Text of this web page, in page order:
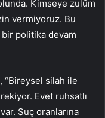
Kimseye zulüm
vermiyoruz. Bu
politika devam
“Bireysel silah ile
Evet ruhsatlı
Suç oranlarına